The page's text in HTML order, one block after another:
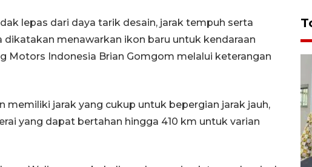
lepas dari daya tarik desain, jarak tempuh serta
dikatakan menawarkan ikon baru untuk kendaraan
Motors Indonesia Brian Gomgom melalui keterangan
memiliki jarak yang cukup untuk bepergian jarak jauh,
yang dapat bertahan hingga 410 km untuk varian